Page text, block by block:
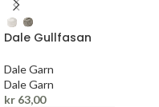
Dale Gullfasan
Dale Garn
Dale Garn
kr 63,00